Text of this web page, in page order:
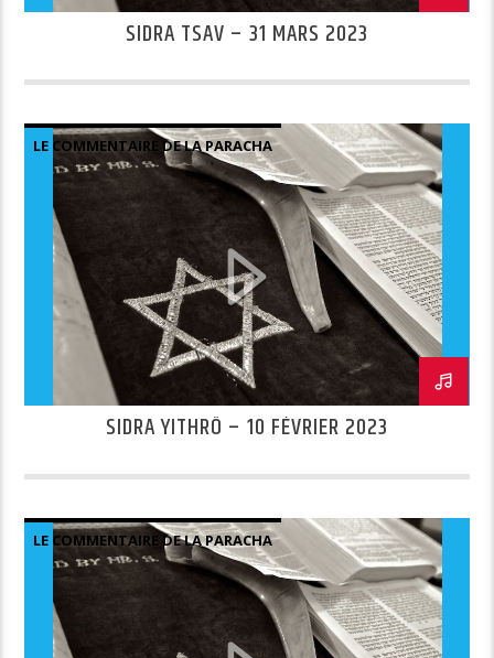
SIDRA TSAV – 31 MARS 2023
LE COMMENTAIRE DE LA PARACHA
SIDRA YITHRÔ – 10 FÉVRIER 2023
LE COMMENTAIRE DE LA PARACHA